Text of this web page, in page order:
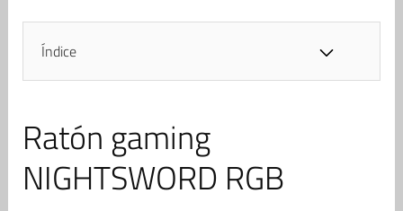
Índice
Ratón gaming
NIGHTSWORD RGB